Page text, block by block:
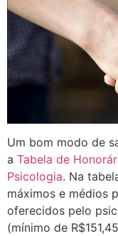
Um bom modo de
a Tabela de
Psicologia. Na
máximos e médios
oferecidos pelo
(mínimo de